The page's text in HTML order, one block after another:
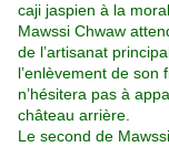
caji jaspien à la
Mawssi Chwaw
de l’artisanat
l’enlèvement de son
n’hésitera pas à
château arrière.
Le second de